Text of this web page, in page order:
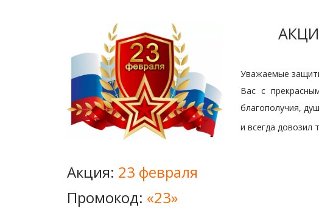
Уважаемые
Вас с
благополучия,
и всегда довозил
Акция: 23 февраля
Промокод: «23»